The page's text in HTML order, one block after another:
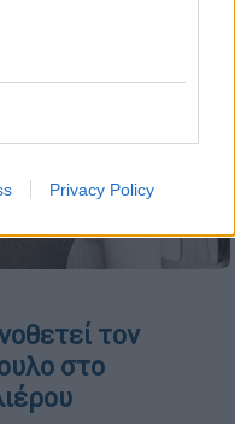
Privacy Policy
τον
στο